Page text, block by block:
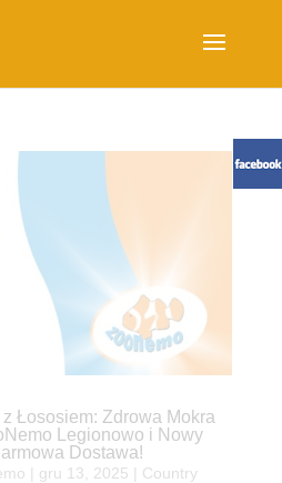
Łososiem: Zdrowa Mokra
Legionowo i Nowy
Dostawa!
gru 13, 2025
Country